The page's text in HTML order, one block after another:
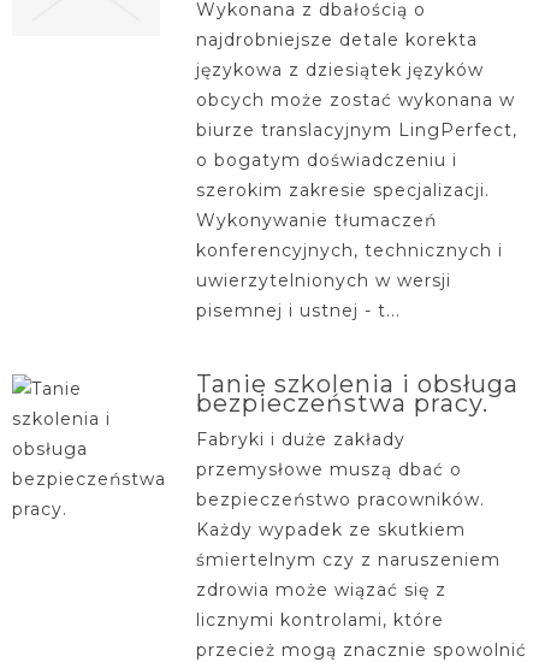
Wykonana z dbałością o
najdrobniejsze detale korekta
językowa z dziesiątek języków
obcych może zostać wykonana w
biurze translacyjnym LingPerfect,
o bogatym doświadczeniu i
szerokim zakresie specjalizacji.
Wykonywanie tłumaczeń
konferencyjnych, technicznych i
uwierzytelnionych w wersji
pisemnej i ustnej - t...
Tanie szkolenia i obsługa
bezpieczeństwa pracy.
Fabryki i duże zakłady
przemysłowe muszą dbać o
bezpieczeństwo pracowników.
Każdy wypadek ze skutkiem
śmiertelnym czy z naruszeniem
zdrowia może wiązać się z
licznymi kontrolami, które
przecież mogą znacznie spowolnić